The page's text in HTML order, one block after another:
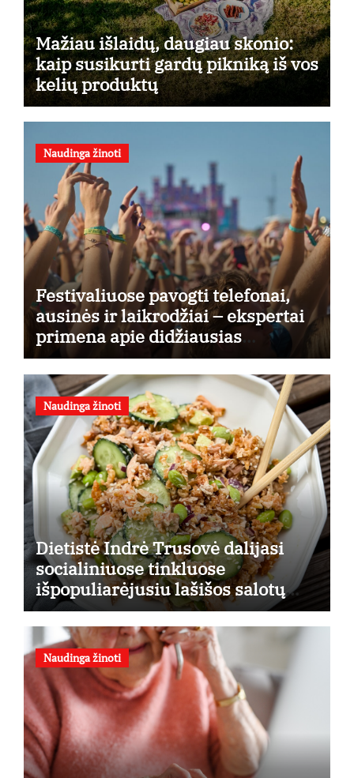
Mažiau išlaidų, daugiau skonio:
kaip susikurti gardų pikniką iš vos
kelių produktų
Naudinga žinoti
Festivaliuose pavogti telefonai,
ausinės ir laikrodžiai – ekspertai
primena apie didžiausias
finansines rizikas
Naudinga žinoti
Dietistė Indrė Trusovė dalijasi
socialiniuose tinkluose
išpopuliarėjusiu lašišos salotų
receptu
Naudinga žinoti